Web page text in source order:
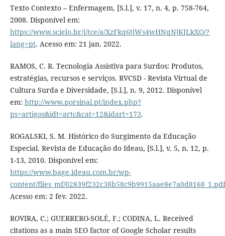
Texto Contexto – Enfermagem, [S.l.], v. 17, n. 4, p. 758-764,
2008. Disponível em:
https://www.scielo.br/j/tce/a/XzFkq6tjWs4wHNqNjKJLkXQ/?
lang=pt. Acesso em: 21 jan. 2022.
RAMOS, C. R. Tecnologia Assistiva para Surdos: Produtos,
estratégias, recursos e serviços. RVCSD - Revista Virtual de
Cultura Surda e Diversidade, [S.l.], n. 9, 2012. Disponível
em: http://www.porsinal.pt/index.php?
ps=artigos&idt=artc&cat=12&idart=173.
ROGALSKI, S. M. Histórico do Surgimento da Educação
Especial. Revista de Educação do Ideau, [S.l.], v. 5, n. 12, p.
1-13, 2010. Disponível em:
https://www.bage.ideau.com.br/wp-
content/files_mf/02839f232c38b58c9b9915aae8e7a0d8168_1.pdf
Acesso em: 2 fev. 2022.
ROVIRA, C.; GUERRERO-SOLÉ, F.; CODINA, L. Received
citations as a main SEO factor of Google Scholar results